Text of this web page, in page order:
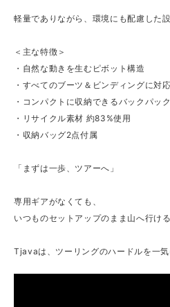
軽量でありながら、環境にも配慮した設
＜主な特徴＞
・自然な動きを生むピボット構造
・すべてのブーツ＆ビンディングに対応
・コンパクトに収納できるバックパッ
・リサイクル素材 約83%使用
・収納バッグ2点付属
「まずは一歩、ツアーへ」
専用ギアがなくても、
いつものセットアップのまま山へ行ける
Tjavaは、ツーリングのハードルを一気